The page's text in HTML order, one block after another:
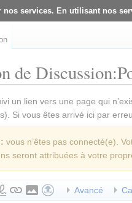
services. En utilisant nos
de
un lien vers une page qui
Si vous êtes arrivé ici par
vous n’êtes pas connecté(e).
seront attribuées à votre
Avancé